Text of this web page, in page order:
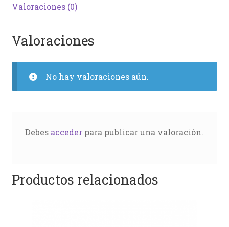
Valoraciones (0)
Valoraciones
No hay valoraciones aún.
Debes accederpara publicar una valoración.
Productos relacionados